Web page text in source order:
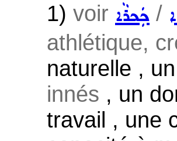
1) voir ܟܲܟܪܵܐ /
athlétique,
naturelle ,
innés , un
travail , une